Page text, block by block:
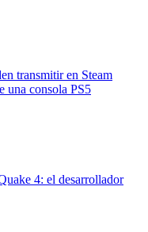
transmitir en Steam
una consola PS5
4: el desarrollador